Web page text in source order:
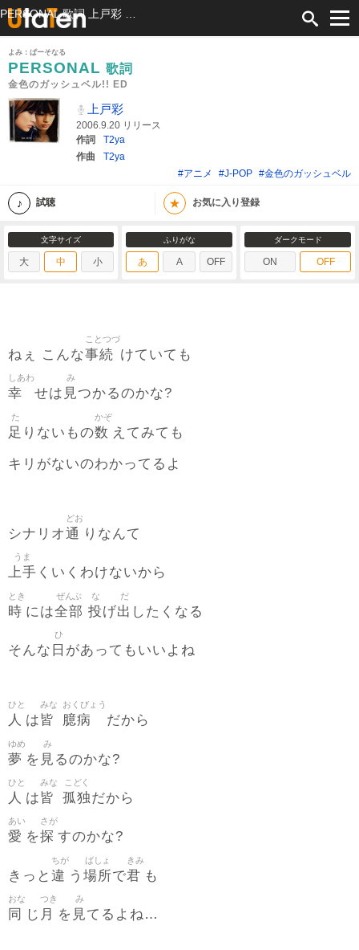
よみ：ぱーそなる
PERSONAL 歌詞
金色のガッシュベル!! ED
上戸彩
2006.9.20 リリース
作詞
T2ya
作曲
T2ya
#アニメ
#J-POP #金色のガッシュベル
試聴 ★ お気に入り登録
文字サイズ
大 中 小
ふりがな
あ A OFF
ダークモード
ON OFF
ねぇ こんな事続
ことつづ
けていても
幸
しあわ
せは 見
み
つかるのかな?
足
た
りないもの数
かぞ
えてみても
キリがないのわかってるよ
シナリオ通
どお
りなんて
上手
うま
くいくわけないから
時
とき
には全部
ぜんぶ
投
な
げ出
だ
したくなる
そんな 日
ひ
があってもいいよね
人
ひと
は皆
みな
臆病
おくびょう
だから
夢
ゆめ
を 見
み
るのかな?
人
ひと
は皆
みな
孤独
こどく
だから
愛
あい
を探
さが
すのかな?
きっと 違
ちが
う 場所
ばしょ
で君
きみ
も
同
おな
じ 月
つき
を 見
み
てるよね…